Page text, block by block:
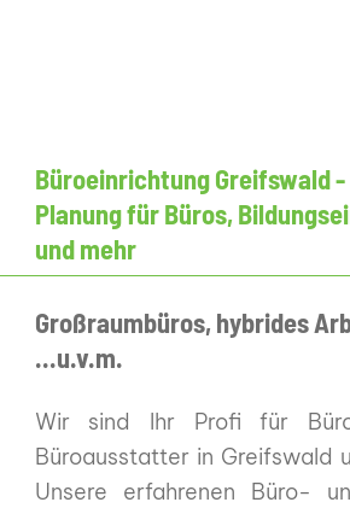
Büroeinrichtung Greifswald -
Planung für Büros,
und mehr
Großraumbüros, hybrides
...u.v.m.
Wir sind Ihr Profi für
Büroausstatter in Greifswald
Unsere erfahrenen Büro-